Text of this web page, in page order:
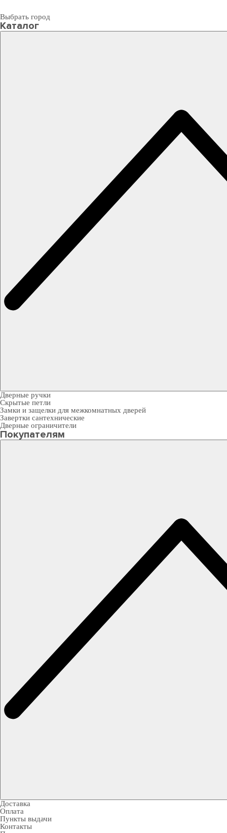
Выбрать город
Каталог
Дверные ручки
Скрытые петли
Замки и защелки для межкомнатных дверей
Завертки сантехнические
Дверные ограничители
Покупателям
Доставка
Оплата
Пункты выдачи
Контакты